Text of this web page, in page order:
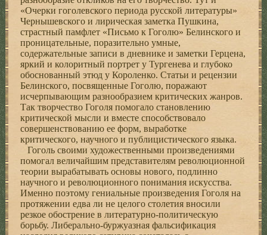
«Очерки гоголевского периода русской литературы»
Чернышевского и лирическая заметка Пушкина,
страстный памфлет «Письмо к Гоголю» Белинского и
проницательные, поразительно умные,
содержательные записи в дневнике и заметки Герцена,
яркий и колоритный портрет у Тургенева и глубоко
обоснованный этюд у Короленко. Статьи и рецензии
Белинского, посвященные Гоголю, поражают
исчерпывающим разнообразием критических жанров.
Так творчество Гоголя помогало становлению
критической мысли и вместе способствовало
совершенствованию ее форм, выработке
критического, научного и публицистического языка.
Гоголь своими художественными произведениями
помогал величайшим представителям революционной
теории вырабатывать основы нового, подлинно
научного и революционного понимания искусства.
Именно поэтому гениальные произведения Гоголя на
протяжении едва ли не целого столетия вносили
резкое обострение в литературно-политическую
борьбу. Либерально-буржуазная фальсификация